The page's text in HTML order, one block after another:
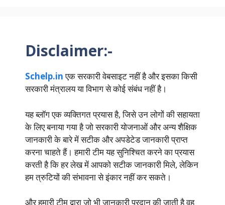
Disclaimer:-
Schelp.inएक सरकारी वेबसाइट नहीं है और इसका किसी
सरकारी मंत्रालय या विभाग से कोई संबंध नहीं है।
यह ब्लॉग एक व्यक्तिगत प्रयास है, जिसे उन लोगों की सहायता
के लिए बनाया गया है जो सरकारी योजनाओं और अन्य शैक्षिक
जानकारी के बारे में सटीक और अपडेटेड जानकारी प्राप्त
करना चाहते हैं। हमारी टीम यह सुनिश्चित करने का प्रयास
करती है कि हर लेख में आपको सटीक जानकारी मिले, लेकिन
हम त्रुटियों की संभावना से इंकार नहीं कर सकते।
और हमारी टीम द्वारा जो भी जानकारी प्रदान की जाती है वह